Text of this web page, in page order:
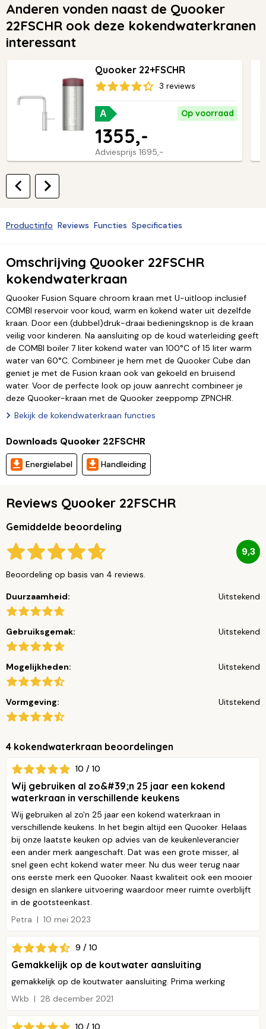
Anderen vonden naast de Quooker
22FSCHR ook deze kokendwaterkranen
interessant
Quooker 22+FSCHR
3 reviews
A Op voorraad
Adviesprijs 1695,-
1355,-
Productinfo Reviews Functies Specificaties
Omschrijving Quooker 22FSCHR
kokendwaterkraan
Quooker Fusion Square chroom kraan met U-uitloop inclusief
COMBI reservoir voor koud, warm en kokend water uit dezelfde
kraan. Door een (dubbel)druk-draai bedieningsknop is de kraan
veilig voor kinderen. Na aansluiting op de koud waterleiding geeft
de COMBI boiler 7 liter kokend water van 100°C of 15 liter warm
water van 60°C. Combineer je hem met de Quooker Cube dan
geniet je met de Fusion kraan ook van gekoeld en bruisend
water. Voor de perfecte look op jouw aanrecht combineer je
deze Quooker-kraan met de Quooker zeeppomp ZPNCHR.
Bekijk de kokendwaterkraan functies
Downloads Quooker 22FSCHR
Energielabel Handleiding
Reviews Quooker 22FSCHR
Gemiddelde beoordeling
9,3
Beoordeling op basis van 4 reviews.
Duurzaamheid: Uitstekend
Gebruiksgemak: Uitstekend
Mogelijkheden: Uitstekend
Vormgeving: Uitstekend
4 kokendwaterkraan beoordelingen
10 / 10
Wij gebruiken al zo&#39;n 25 jaar een kokend
waterkraan in verschillende keukens
Wij gebruiken al zo'n 25 jaar een kokend waterkraan in
verschillende keukens. In het begin altijd een Quooker. Helaas
bij onze laatste keuken op advies van de keukenleverancier
een ander merk aangeschaft. Dat was een grote misser, al
snel geen echt kokend water meer. Nu dus weer terug naar
ons eerste merk een Quooker. Naast kwaliteit ook een mooier
design en slankere uitvoering waardoor meer ruimte overblijft
in de gootsteenkast.
Petra
10 mei 2023
9 / 10
Gemakkelijk op de koutwater aansluiting
gemakkelijk op de koutwater aansluiting. Prima werking
Wkb
28 december 2021
10 / 10